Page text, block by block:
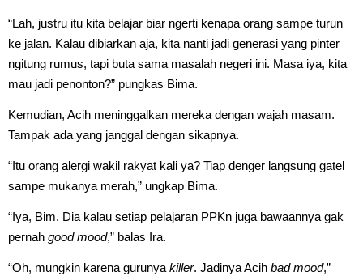
“Lah, justru itu kita belajar biar ngerti kenapa orang sampe turun
ke jalan. Kalau dibiarkan aja, kita nanti jadi generasi yang pinter
ngitung rumus, tapi buta sama masalah negeri ini. Masa iya, kita
mau jadi penonton?” pungkas Bima.
Kemudian, Acih meninggalkan mereka dengan wajah masam.
Tampak ada yang janggal dengan sikapnya.
“Itu orang alergi wakil rakyat kali ya? Tiap denger langsung gatel
sampe mukanya merah,” ungkap Bima.
“Iya, Bim. Dia kalau setiap pelajaran PPKn juga bawaannya gak
pernah good mood,” balas Ira.
“Oh, mungkin karena gurunya killer. Jadinya Acih bad mood,”